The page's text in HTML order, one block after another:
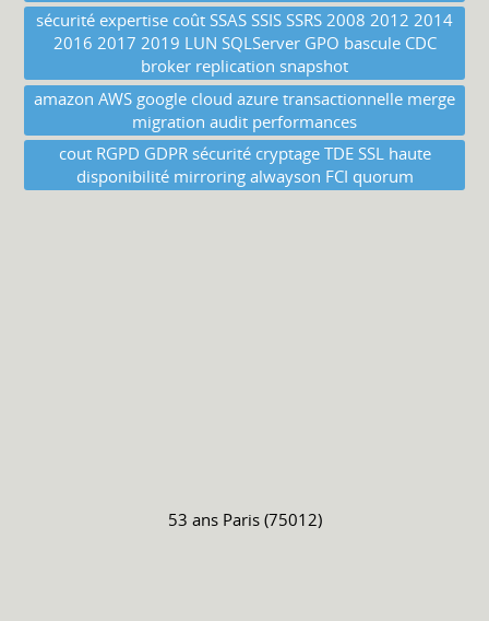
sécurité expertise coût SSAS SSIS SSRS 2008 2012 2014
2016 2017 2019 LUN SQLServer GPO bascule CDC
broker replication snapshot
amazon AWS google cloud azure transactionnelle merge
migration audit performances
cout RGPD GDPR sécurité cryptage TDE SSL haute
disponibilité mirroring alwayson FCI quorum
53 ans Paris (75012)